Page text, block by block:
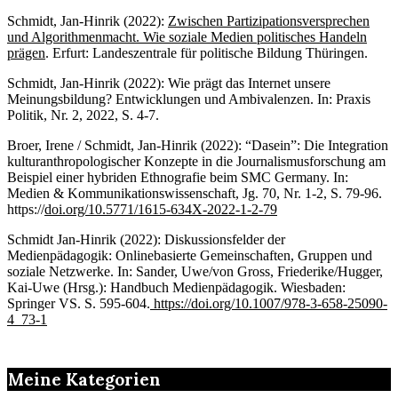
Schmidt, Jan-Hinrik (2022): Zwischen Partizipationsversprechen
und Algorithmenmacht. Wie soziale Medien politisches Handeln
prägen. Erfurt: Landeszentrale für politische Bildung Thüringen.
Schmidt, Jan-Hinrik (2022): Wie prägt das Internet unsere
Meinungsbildung? Entwicklungen und Ambivalenzen. In: Praxis
Politik, Nr. 2, 2022, S. 4-7.
Broer, Irene / Schmidt, Jan-Hinrik (2022): “Dasein”: Die Integration
kulturanthropologischer Konzepte in die Journalismusforschung am
Beispiel einer hybriden Ethnografie beim SMC Germany. In:
Medien & Kommunikationswissenschaft, Jg. 70, Nr. 1-2, S. 79-96.
https://doi.org/10.5771/1615-634X-2022-1-2-79
Schmidt Jan-Hinrik (2022): Diskussionsfelder der
Medienpädagogik: Onlinebasierte Gemeinschaften, Gruppen und
soziale Netzwerke. In: Sander, Uwe/von Gross, Friederike/Hugger,
Kai-Uwe (Hrsg.): Handbuch Medienpädagogik. Wiesbaden:
Springer VS. S. 595-604. https://doi.org/10.1007/978-3-658-25090-
4_73-1
Meine Kategorien